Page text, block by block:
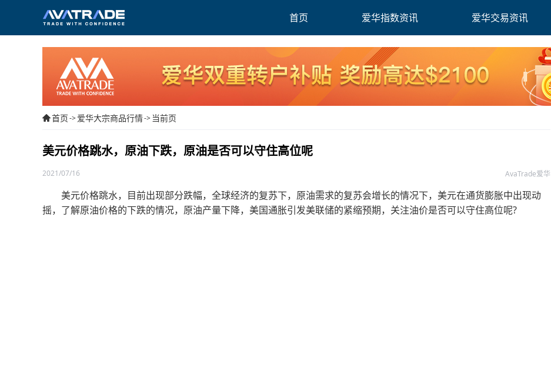
首页 爱华指数资讯 爱华交易资讯
首页->爱华大宗商品行情-> 当前页
美元价格跳水，原油下跌，原油是否可以守住高位呢
2021/07/16 AvaTrade爱华
美元价格跳水，目前出现部分跌幅，全球经济的复苏下，原油需求的复苏会增长的情况下，美元在通货膨胀中出现动
摇，了解原油价格的下跌的情况，原油产量下降，美国通胀引发美联储的紧缩预期，关注油价是否可以守住高位呢?